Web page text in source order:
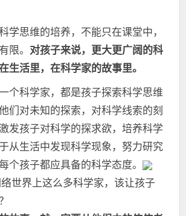
学思维的培养，不能只在课堂中，
限。 对孩子来说，更大更广阔的科
生活里，在科学家的故事里。
个科学家，都是孩子探索科学思维
们对未知的探索，对科学线索的刻
发孩子对科学的探求欲，培养科学
从生活中发现科学现象，努力研究
个孩子都应具备的科学态度。
世界上这么多科学家，该让孩子